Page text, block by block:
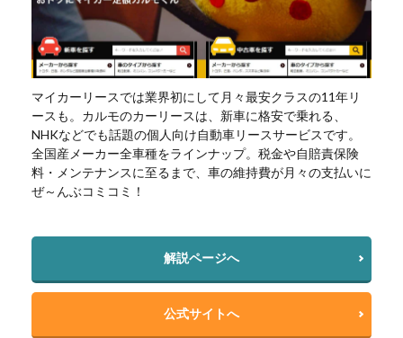
マイカーリースでは業界初にして月々最安クラスの11年リ
ースも。カルモのカーリースは、新車に格安で乗れる、
NHKなどでも話題の個人向け自動車リースサービスです。
全国産メーカー全車種をラインナップ。税金や自賠責保険
料・メンテナンスに至るまで、車の維持費が月々の支払いに
ぜ～んぶコミコミ！
解説ページへ
公式サイトへ